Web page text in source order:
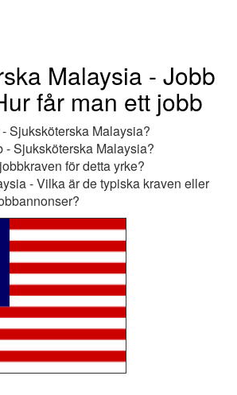
Malaysia - Jobb
får man ett jobb
Sjuksköterska Malaysia?
- Sjuksköterska Malaysia?
för detta yrke?
- Vilka är de typiska kraven eller